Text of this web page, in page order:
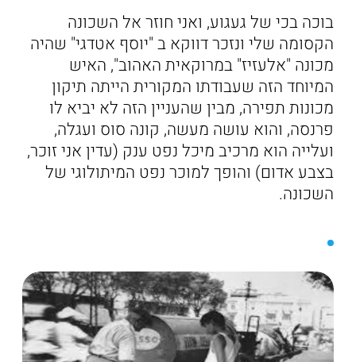
בוכה בכי של געגוע, ואני חוזר אל השכונה
הקסומה שלי ונזכר דווקא ב "יוסף אטדגי" שהיה
מכונה "אלעזיז" במרוקאית האהוב", האיש
המיוחד הזה שעבודתו המקורית הייתה תיקון
מכונות תפירה, מבין שהעניין הזה לא יביא לו
פרנסה, והוא עושה מעשה, קונה סוס ועגלה,
ועלייה הוא מרכיב מיכל נפט ענק (עדין אני זוכר,
בצבע אדום) והופך למוכר נפט המיתולוגי של
השכונה.